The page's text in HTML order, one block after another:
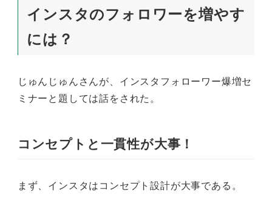
インスタのフォロワーを増やす
には？
じゅんじゅんさんが、インスタフォローワー爆増セ
ミナーと題しては話をされた。
コンセプトと一貫性が大事！
まず、インスタはコンセプト設計が大事である。